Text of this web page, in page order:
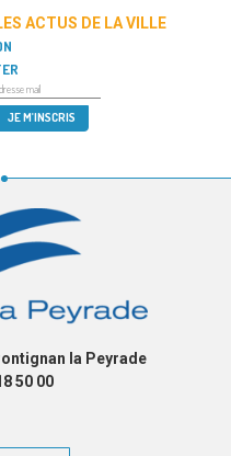
ACTUS DE LA VILLE
la Peyrade
50 00